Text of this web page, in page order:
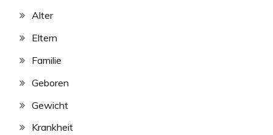
Alter
Eltern
Familie
Geboren
Gewicht
Krankheit